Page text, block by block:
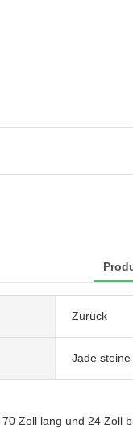
Zurück
Jade steine
70 Zoll lang und 24 Zoll